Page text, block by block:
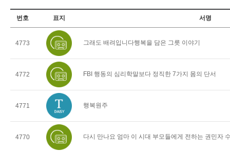
번호 표지 서명
4773 그래도 배려입니다행복을 담은 그릇 이야기
4772 FBI 행동의 심리학말보다 정직한 7가지 몸의 단서
4771 행복원주
4770 다시 만나요 엄마 이 시대 부모들에게 전하는 권민자